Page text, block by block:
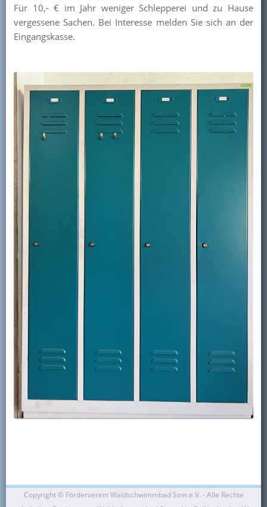
Mitglied werden
Für 10,- € im Jahr weniger Schlepperei und zu Hause
vergessene Sachen. Bei Interesse melden Sie sich an der
Eingangskasse.
Copyright © Förderverein Waldschwimmbad Sinn e.V. - Alle Rechte